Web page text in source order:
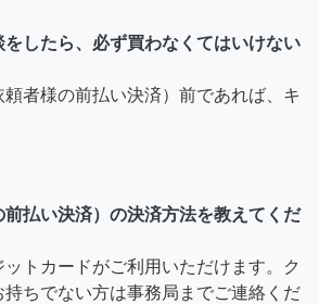
したら、必ず買わなくてはいけない
者様の前払い決済）前であれば、キ
払い決済）の決済方法を教えてくだ
トカードがご利用いただけます。ク
持ちでない方は事務局までご連絡くだ